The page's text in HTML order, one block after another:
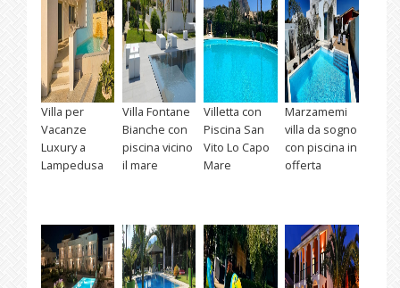
Villa per
Vacanze
Luxury a
Lampedusa
Villa Fontane
Bianche con
piscina vicino
il mare
Villetta con
Piscina San
Vito Lo Capo
Mare
Marzamemi
villa da sogno
con piscina in
offerta